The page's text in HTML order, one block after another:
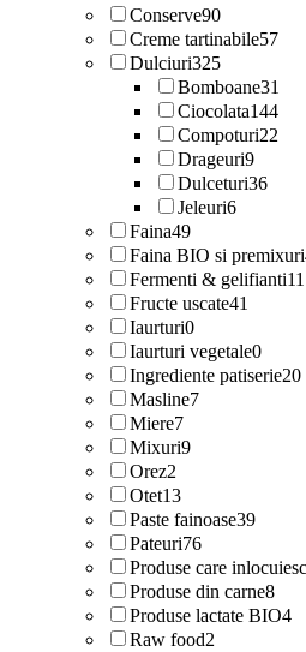
Conserve90
Creme tartinabile57
Dulciuri325
Bomboane31
Ciocolata144
Compoturi22
Drageuri9
Dulceturi36
Jeleuri6
Faina49
Faina BIO si premixuri
Fermenti & gelifianti11
Fructe uscate41
Iaurturi0
Iaurturi vegetale0
Ingrediente patiserie20
Masline7
Miere7
Mixuri9
Orez2
Otet13
Paste fainoase39
Pateuri76
Produse care
Produse din carne8
Produse lactate BIO4
Raw food2